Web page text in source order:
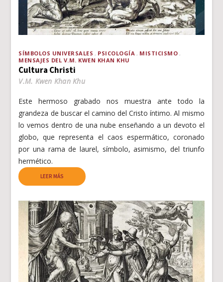
SÍMBOLOS UNIVERSALES PSICOLOGÍA
MISTICISMO
MENSAJES DEL V.M. KWEN KHAN KHU
Cultura Christi
V.M. Kwen Khan Khu
Este hermoso grabado nos muestra ante todo la
grandeza de buscar el camino del Cristo íntimo. Al mismo
lo vemos dentro de una nube enseñando a un devoto el
globo, que representa el caos espermático, coronado
por una rama de laurel, símbolo, asimismo, del triunfo
hermético.
LEER MÁS